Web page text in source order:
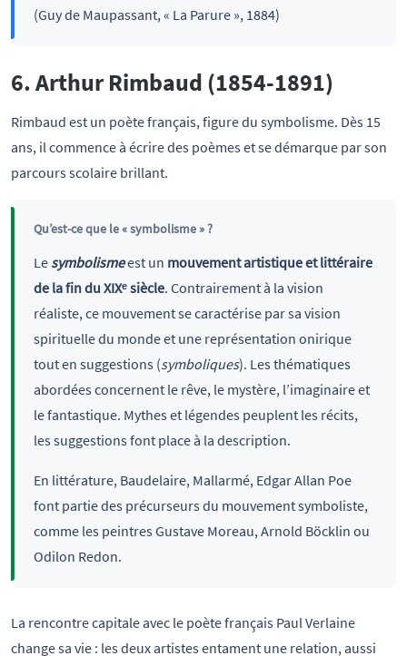
(Guy de Maupassant, « La Parure », 1884)
6. Arthur Rimbaud (1854-1891)
Rimbaud est un poète français, figure du symbolisme. Dès 15
ans, il commence à écrire des poèmes et se démarque par son
parcours scolaire brillant.
Qu’est-ce que le « symbolisme » ?
Lesymbolismeest un mouvement artistique et littéraire
de la fin du XIXᵉ siècle. Contrairement à la vision
réaliste, ce mouvement se caractérise par sa vision
spirituelle du monde et une représentation onirique
tout en suggestions (symboliques). Les thématiques
abordées concernent le rêve, le mystère, l’imaginaire et
le fantastique. Mythes et légendes peuplent les récits,
les suggestions font place à la description.
En littérature, Baudelaire, Mallarmé, Edgar Allan Poe
font partie des précurseurs du mouvement symboliste,
comme les peintres Gustave Moreau, Arnold Böcklin ou
Odilon Redon.
La rencontre capitale avec le poète français Paul Verlaine
change sa vie : les deux artistes entament une relation, aussi